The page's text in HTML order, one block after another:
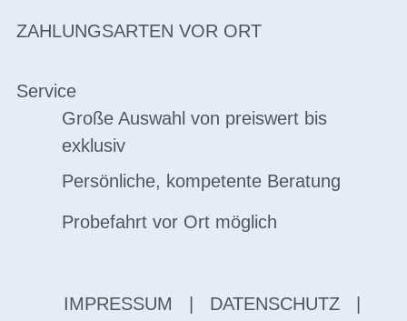
ZAHLUNGSARTEN VOR ORT
Service
Große Auswahl von preiswert bis
exklusiv
Persönliche, kompetente Beratung
Probefahrt vor Ort möglich
IMPRESSUM DATENSCHUTZ